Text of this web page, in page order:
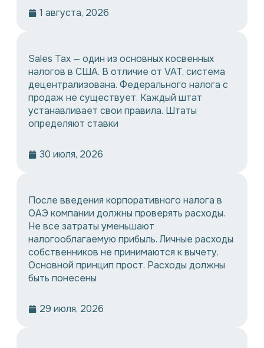
1 августа, 2026
Sales Tax — один из основных косвенных
налогов в США. В отличие от VAT, система
децентрализована. Федерального налога с
продаж не существует. Каждый штат
устанавливает свои правила. Штаты
определяют ставки
30 июля, 2026
После введения корпоративного налога в
ОАЭ компании должны проверять расходы.
Не все затраты уменьшают
налогооблагаемую прибыль. Личные расходы
собственников не принимаются к вычету.
Основной принцип прост. Расходы должны
быть понесены
29 июля, 2026